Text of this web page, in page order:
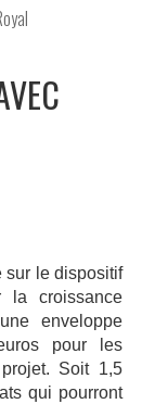
sur le dispositif
la croissance
enveloppe
pour les
Soit 1,5
qui pourront